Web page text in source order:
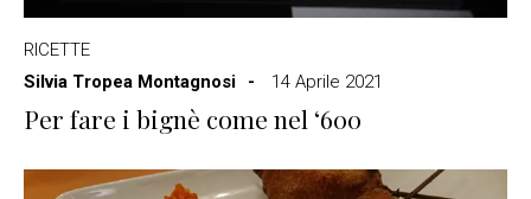
RICETTE
Silvia Tropea Montagnosi
14 Aprile 2021
Per fare i bignè come nel ‘600